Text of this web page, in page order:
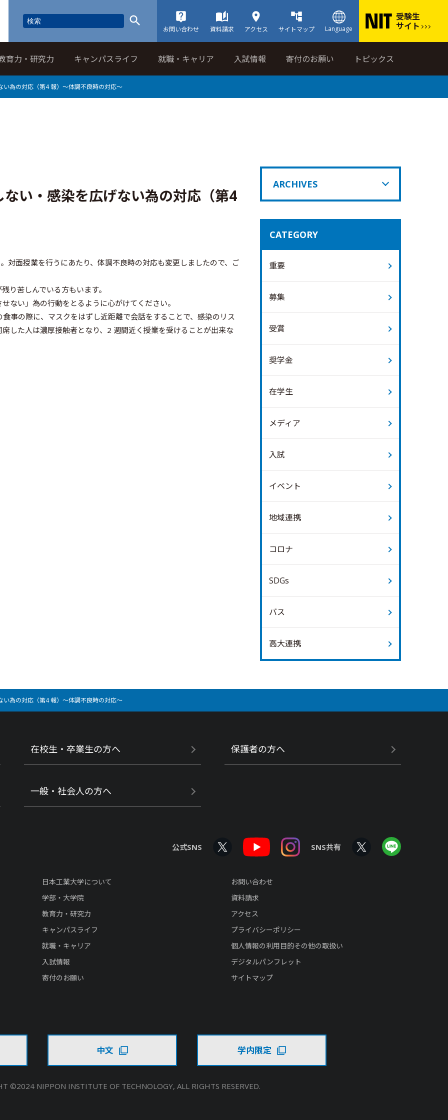
お問い合わせ 資料請求 アクセス サイトマップ Language
受験生
サイト
育力・研究力 キャンパスライフ 就職・キャリア 入試情報 寄付のお願い トピックス
為の対応（第4 報）～体調不良時の対応～
い・感染を広げない為の対応（第4
対面授業を行うにあたり、体調不良時の対応も変更しましたので、ご
り苦しんでいる方もいます。
ない」為の行動をとるように心がけてください。
事の際に、マスクをはずし近距離で会話をすることで、感染のリス
した人は濃厚接触者となり、2 週間近く授業を受けることが出来な
ARCHIVES
CATEGORY
重要
募集
受賞
奨学金
在学生
メディア
入試
イベント
地域連携
コロナ
SDGs
バス
高大連携
為の対応（第4 報）～体調不良時の対応～
在校生・卒業生の方へ 保護者の方へ
一般・社会人の方へ
日本工業大学について
学部・大学院
教育力・研究力
キャンパスライフ
就職・キャリア
入試情報
寄付のお願い
お問い合わせ
資料請求
アクセス
プライバシーポリシー
個人情報の利用目的その他の取扱い
デジタルパンフレット
サイトマップ
公式SNS SNS共有
中文 学内限定
©2024 NIPPON INSTITUTE OF TECHNOLOGY, ALL RIGHTS RESERVED.